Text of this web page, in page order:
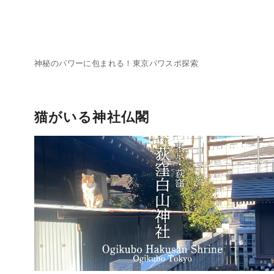
神秘のパワーに包まれる！東京パワスポ探索
猫がいる神社仏閣